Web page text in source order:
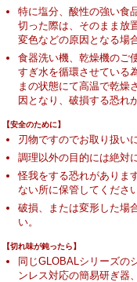
特に塩分、酸性の強い食
切った際は、そのまま放
変色などの原因となる場
食器洗い機、乾燥機のご
すぎ水を循環させている
まの状態にて高温で乾燥
因となり、破損する恐れ
【安全のために】
刃物ですのでお取り扱い
調理以外の目的には絶対
怪我をする恐れがありま
ない所に保管してください
破損、または変形した場
い。
【切れ味が鈍ったら】
同じGLOBALシリーズの
ンレス対応の簡易研ぎ器